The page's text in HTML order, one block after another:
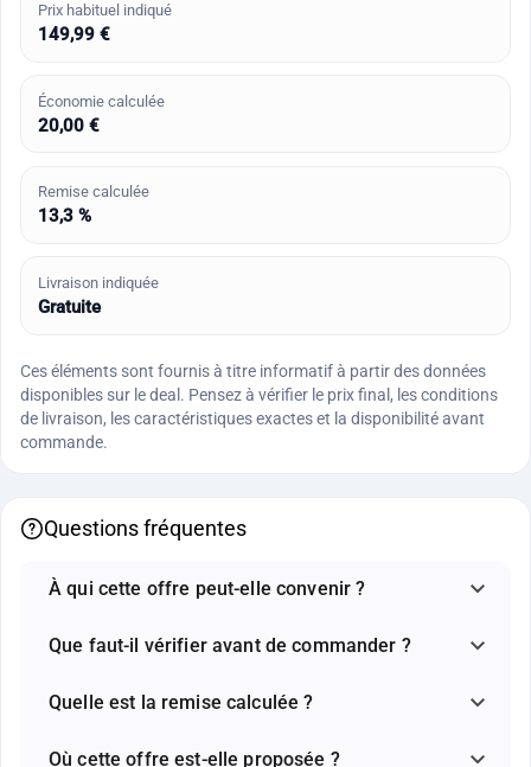
Prix habituel indiqué
149,99 €
Économie calculée
20,00 €
Remise calculée
13,3 %
Livraison indiquée
Gratuite
Ces éléments sont fournis à titre informatif à partir des données
disponibles sur le deal. Pensez à vérifier le prix final, les conditions
de livraison, les caractéristiques exactes et la disponibilité avant
commande.
Questions fréquentes
À qui cette offre peut-elle convenir ?
Que faut-il vérifier avant de commander ?
Quelle est la remise calculée ?
Où cette offre est-elle proposée ?